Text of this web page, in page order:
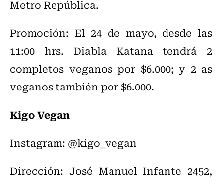
Metro República.
Promoción: El 24 de mayo, desde las
11:00 hrs. Diabla Katana tendrá 2
completos veganos por $6.000; y 2 as
veganos también por $6.000.
Kigo Vegan
Instagram: @kigo_vegan
Dirección: José Manuel Infante 2452,